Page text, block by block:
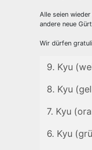
Alle seien
andere neue
Wir dürfen
9. Kyu
8. Kyu
7. Kyu
6. Kyu